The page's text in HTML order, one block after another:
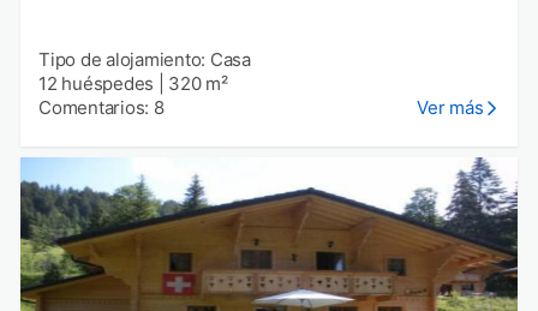
Tipo de alojamiento: Casa
12 huéspedes
320 m²
Comentarios: 8
Ver más